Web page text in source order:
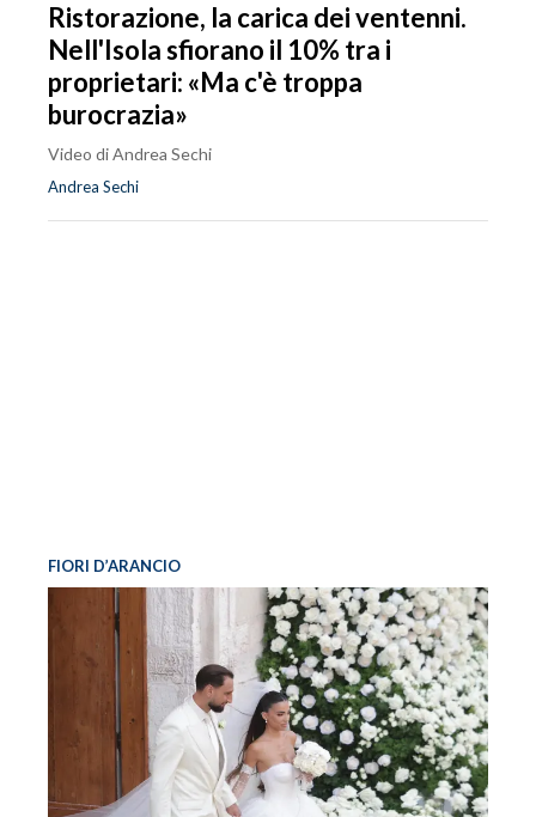
Ristorazione, la carica dei ventenni.
Nell'Isola sfiorano il 10% tra i
proprietari: «Ma c'è troppa
burocrazia»
Video di Andrea Sechi
Andrea Sechi
FIORI D’ARANCIO